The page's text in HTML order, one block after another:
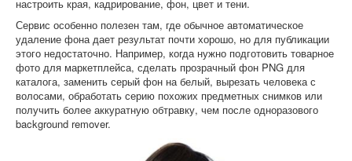
настроить края, кадрирование, фон, цвет и тени.
Сервис особенно полезен там, где обычное автоматическое
удаление фона дает результат почти хорошо, но для публикации
этого недостаточно. Например, когда нужно подготовить товарное
фото для маркетплейса, сделать прозрачный фон PNG для
каталога, заменить серый фон на белый, вырезать человека с
волосами, обработать серию похожих предметных снимков или
получить более аккуратную обтравку, чем после одноразового
background remover.